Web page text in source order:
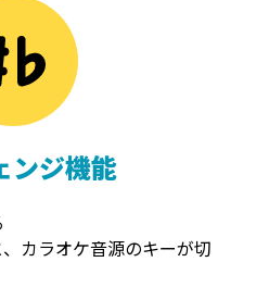
ンジ機能
カラオケ音源のキーが切